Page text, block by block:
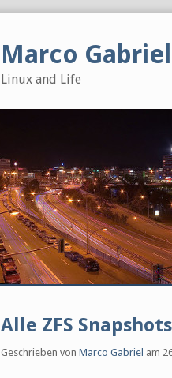
Marco Gabriel
Linux and Life
Alle ZFS
Geschrieben von Marco Gabriel am